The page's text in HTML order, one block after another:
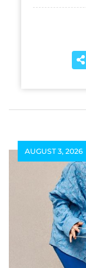
AUGUST 3, 2026